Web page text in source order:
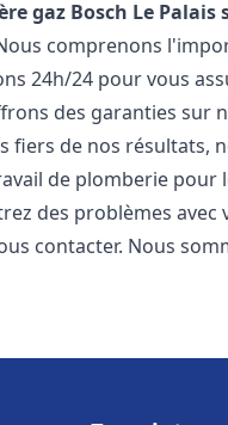
gaz Bosch Le Palais
comprenons
24h/24 pour vous
des garanties sur
fiers de nos résultats,
de plomberie pour
des problèmes
contacter. Nous